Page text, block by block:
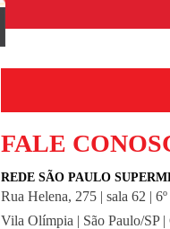
FALE
REDE SÃO PAULO
Rua Helena, 275 | sala 62 |
Vila Olímpia | São Paulo/SP